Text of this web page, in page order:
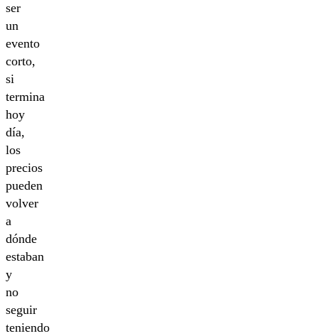
ser
un
evento
corto,
si
termina
hoy
día,
los
precios
pueden
volver
a
dónde
estaban
y
no
seguir
teniendo